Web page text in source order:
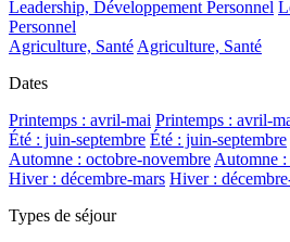
Leadership, Développement Personnel
Personnel
Agriculture, SantéAgriculture, Santé
Dates
Printemps : avril-mai Printemps : avril-
Été : juin-septembre Été : juin-septembre
Automne : octobre-novembreAutomne :
Hiver : décembre-mars Hiver :
Types de séjour